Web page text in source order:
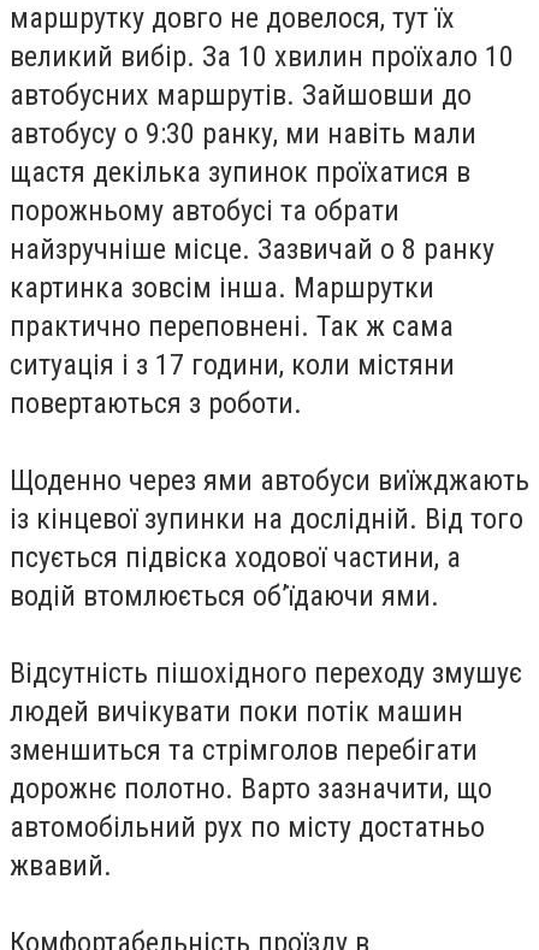
маршрутку довго не довелося, тут їх
великий вибір. За 10 хвилин проїхало 10
автобусних маршрутів. Зайшовши до
автобусу о 9:30 ранку, ми навіть мали
щастя декілька зупинок проїхатися в
порожньому автобусі та обрати
найзручніше місце. Зазвичай о 8 ранку
картинка зовсім інша. Маршрутки
практично переповнені. Так ж сама
ситуація і з 17 години, коли містяни
повертаються з роботи.
Щоденно через ями автобуси виїжджають
із кінцевої зупинки на дослідній. Від того
псується підвіска ходової частини, а
водій втомлюється об’їдаючи ями.
Відсутність пішохідного переходу змушує
людей вичікувати поки потік машин
зменшиться та стрімголов перебігати
дорожнє полотно. Варто зазначити, що
автомобільний рух по місту достатньо
жвавий.
Комфортабельність проїзду в